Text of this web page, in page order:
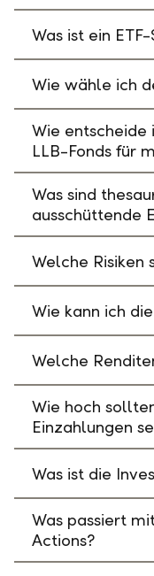
Was ist ein
Wie wähle ich
Wie entscheide
LLB-Fonds für
Was sind
ausschüttende
Welche Risiken
Wie kann ich
Welche
Wie hoch
Einzahlungen
Was ist die
Was passiert
Actions?